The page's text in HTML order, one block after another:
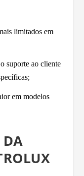
limitados em
suporte ao cliente
em modelos
DA